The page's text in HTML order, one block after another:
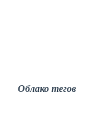
Облако тегов